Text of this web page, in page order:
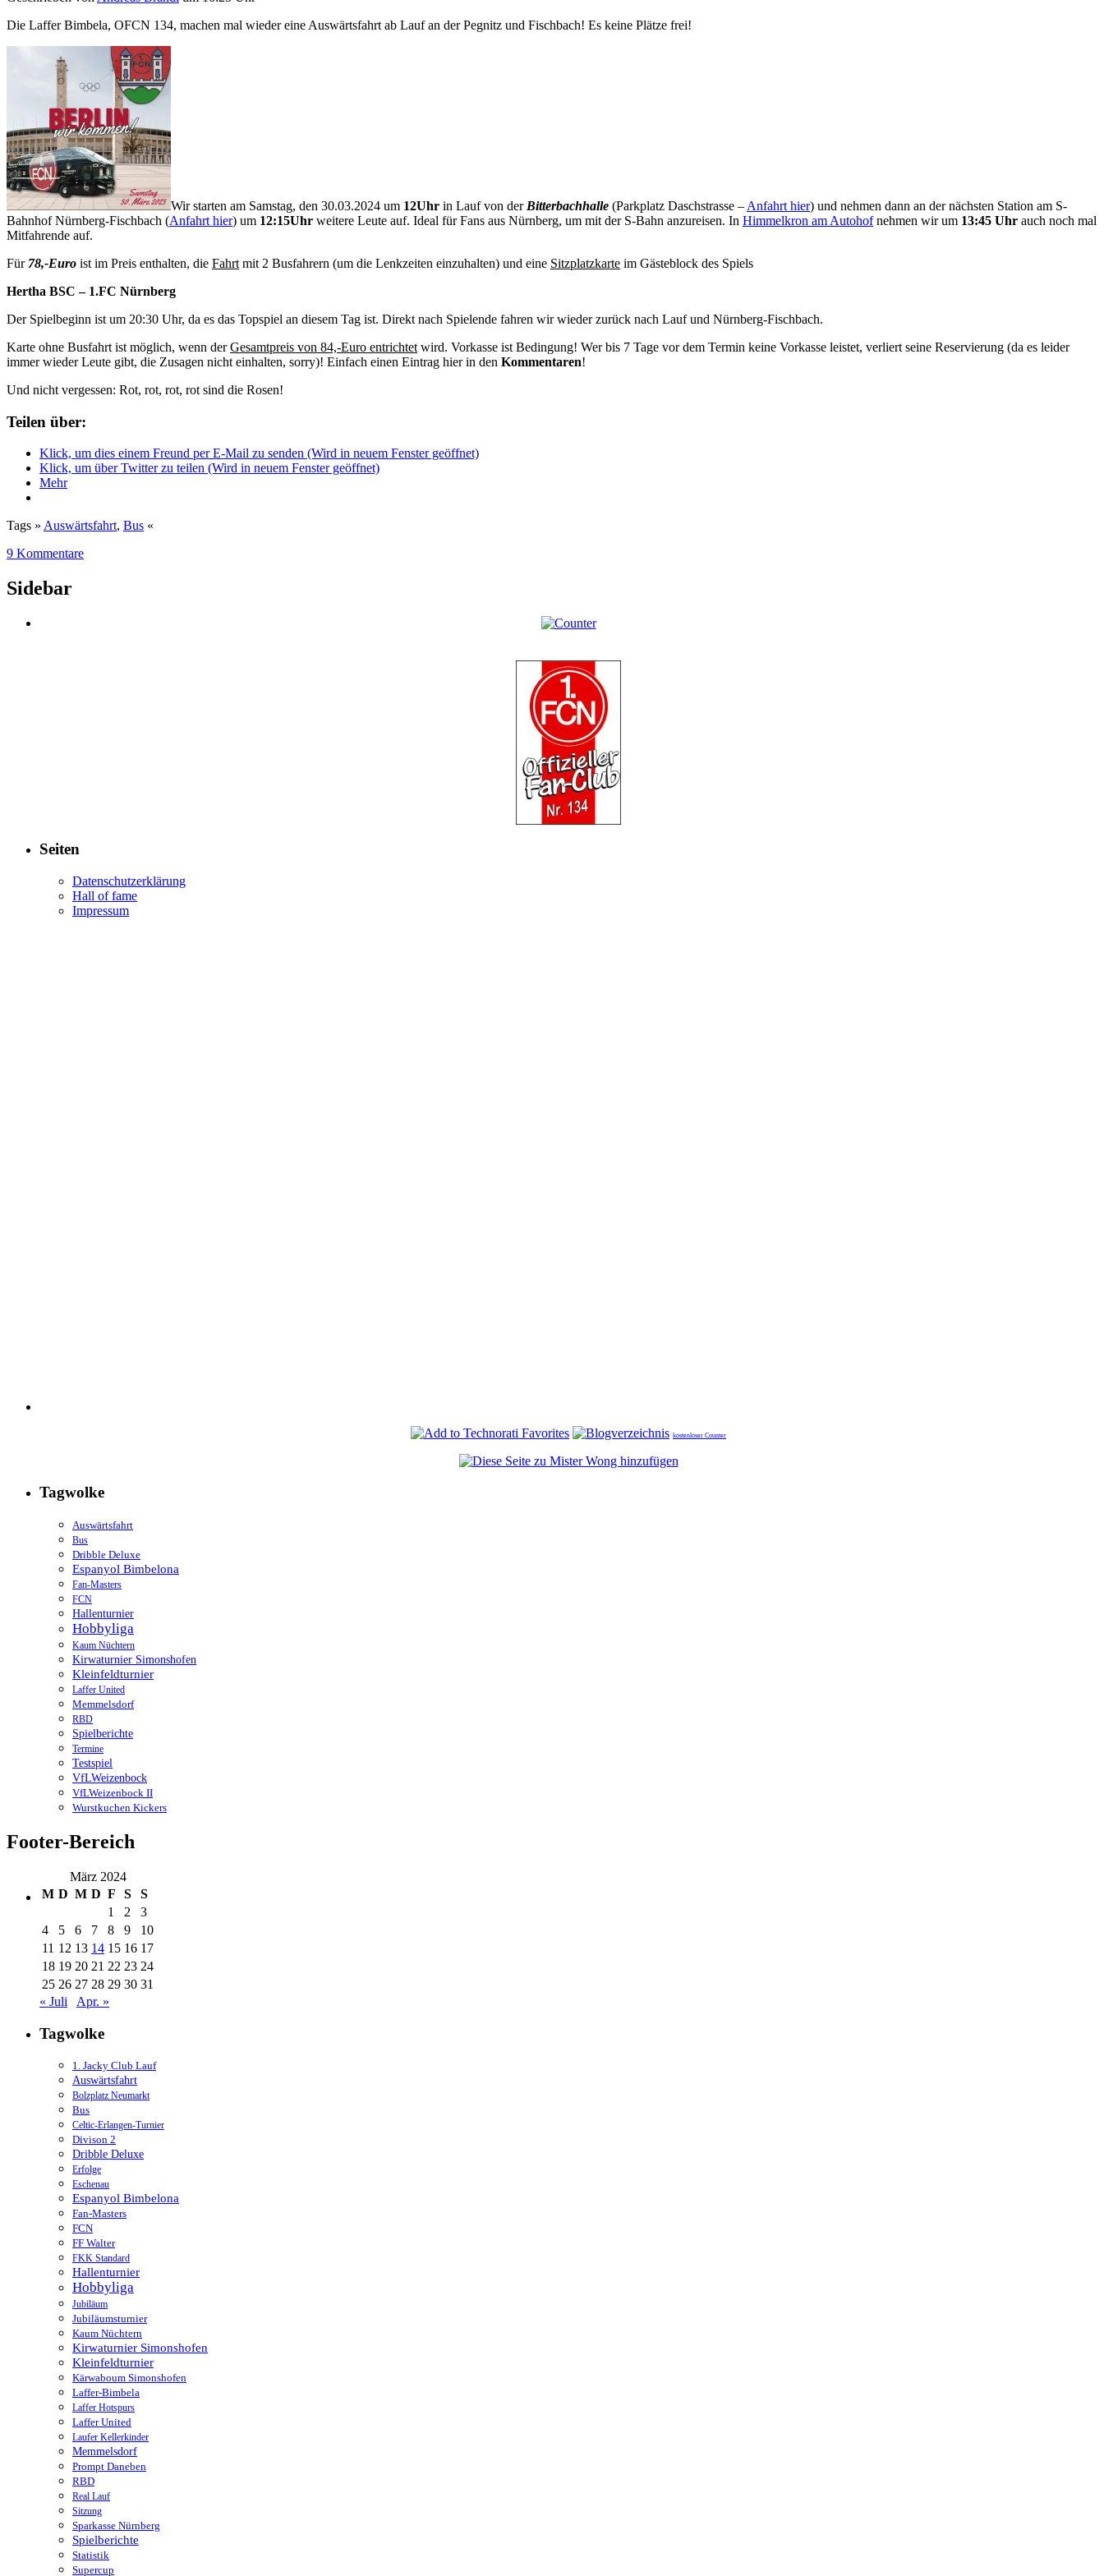
Die Laffer Bimbela, OFCN 134, machen mal wieder eine Auswärtsfahrt ab Lauf an der Pegnitz und Fischbach! Es keine Plätze frei!
Wir starten am Samstag, den 30.03.2024 um 12Uhr in Lauf von der Bitterbachhalle (Parkplatz Daschstrasse – Anfahrt hier) und nehmen dann an der nächsten Station am S-
Bahnhof Nürnberg-Fischbach (Anfahrt hier) um 12:15Uhr weitere Leute auf. Ideal für Fans aus Nürnberg, um mit der S-Bahn anzureisen. In Himmelkron am Autohofnehmen wir um 13:45 Uhr auch noch mal
Mitfahrende auf.
Für 78,-Euro ist im Preis enthalten, die Fahrt mit 2 Busfahrern (um die Lenkzeiten einzuhalten) und eine Sitzplatzkarte im Gästeblock des Spiels
Hertha BSC – 1.FC Nürnberg
Der Spielbeginn ist um 20:30 Uhr, da es das Topspiel an diesem Tag ist. Direkt nach Spielende fahren wir wieder zurück nach Lauf und Nürnberg-Fischbach.
Karte ohne Busfahrt ist möglich, wenn derGesamtpreis von 84,-Euro entrichtet wird. Vorkasse ist Bedingung! Wer bis 7 Tage vor dem Termin keine Vorkasse leistet, verliert seine Reservierung (da es leider
immer wieder Leute gibt, die Zusagen nicht einhalten, sorry)! Einfach einen Eintrag hier in den Kommentaren!
Und nicht vergessen: Rot, rot, rot, rot sind die Rosen!
Teilen über:
Klick, um dies einem Freund per E-Mail zu senden (Wird in neuem Fenster geöffnet)
Klick, um über Twitter zu teilen (Wird in neuem Fenster geöffnet)
Mehr
Tags » Auswärtsfahrt, Bus «
9 Kommentare
Sidebar
Seiten
Datenschutzerklärung
Hall of fame
Impressum
kostenloser Counter
Tagwolke
Auswärtsfahrt
Bus
Dribble Deluxe
Espanyol Bimbelona
Fan-Masters
FCN
Hallenturnier
Hobbyliga
Kaum Nüchtern
Kirwaturnier Simonshofen
Kleinfeldturnier
Laffer United
Memmelsdorf
RBD
Spielberichte
Termine
Testspiel
VfLWeizenbock
VfLWeizenbock II
Wurstkuchen Kickers
Footer-Bereich
März 2024
M D M D F S
S
1
2
3
4
5 6 7 8 9
10
11 12 13 14 15 16 17
18 19 20 21 22 23 24
25 26 27 28 29 30 31
« Juli
Apr. »
Tagwolke
1. Jacky Club Lauf
Auswärtsfahrt
Bolzplatz Neumarkt
Bus
Celtic-Erlangen-Turnier
Divison 2
Dribble Deluxe
Erfolge
Eschenau
Espanyol Bimbelona
Fan-Masters
FCN
FF Walter
FKK Standard
Hallenturnier
Hobbyliga
Jubiläum
Jubiläumsturnier
Kaum Nüchtern
Kirwaturnier Simonshofen
Kleinfeldturnier
Kärwaboum Simonshofen
Laffer-Bimbela
Laffer Hotspurs
Laffer United
Laufer Kellerkinder
Memmelsdorf
Prompt Daneben
RBD
Real Lauf
Sitzung
Sparkasse Nürnberg
Spielberichte
Statistik
Supercup